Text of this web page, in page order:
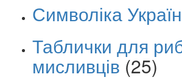
Символіка
Таблички для
мисливців (25)